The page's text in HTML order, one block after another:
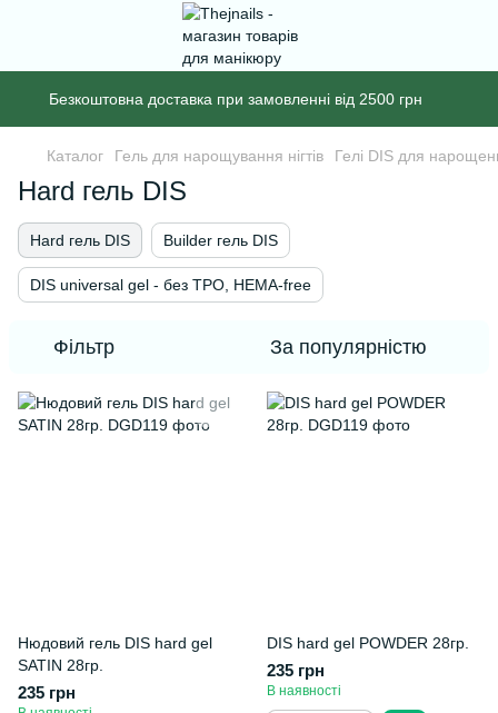
Безкоштовна доставка при замовленні від 2500 грн
Каталог Гель для нарощування нігтів Гелі DIS для
Hard гель DIS
Hard гель DIS Builder гель DIS
DIS universal gel - без ТРО, HEMA-free
Фільтр За популярністю
Нюдовий гель DIS hard gel
SATIN 28гр.
235 грн
DIS hard gel POWDER 28гр.
235 грн
В наявності